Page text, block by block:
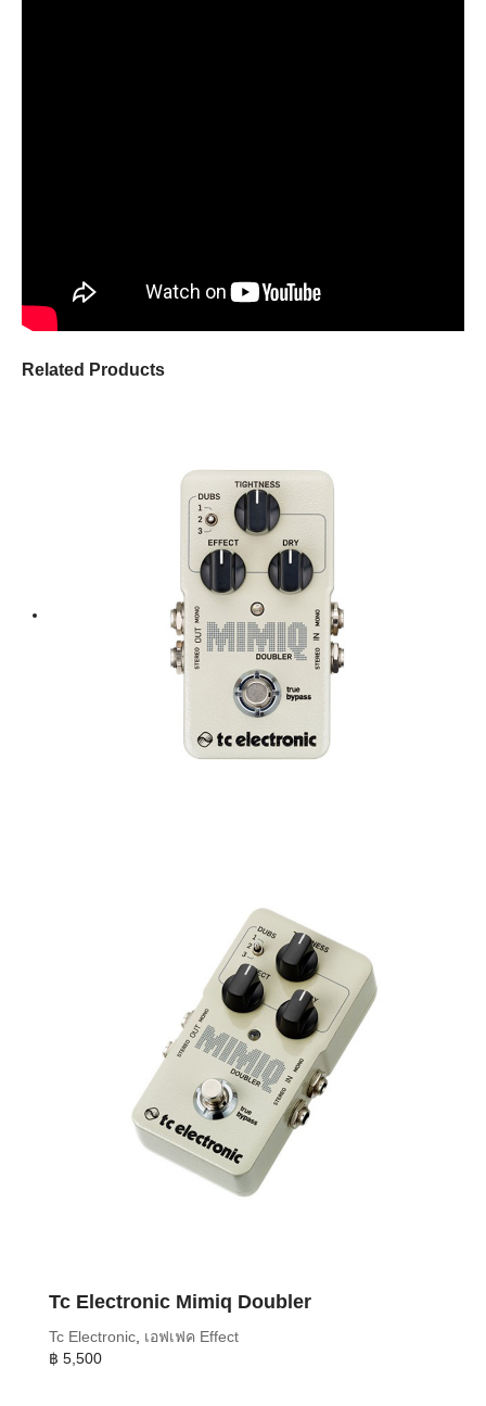
Related Products
Tc Electronic Mimiq Doubler
Tc Electronic, เอฟเฟค Effect
฿ 5,500